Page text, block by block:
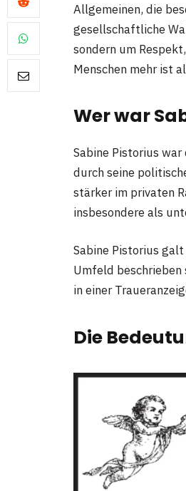
Allgemeinen, die
gesellschaftliche
sondern um
Menschen mehr ist
Wer war
Sabine Pistorius
durch seine
stärker im privaten
insbesondere als
Sabine Pistorius
Umfeld beschrieben
in einer
Die